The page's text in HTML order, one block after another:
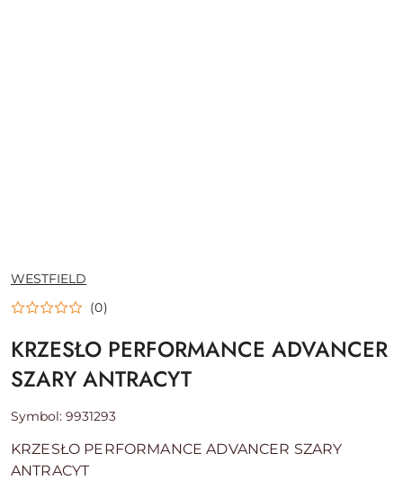
NAZWA
PRODUCENTA:
WESTFIELD
(0)
KRZESŁO PERFORMANCE ADVANCER
SZARY ANTRACYT
Symbol: 9931293
KRZESŁO PERFORMANCE ADVANCER SZARY
ANTRACYT